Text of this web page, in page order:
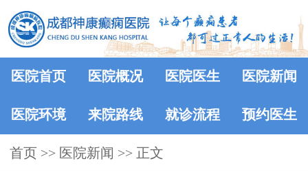
医院首页 医院概况 医院医生 医院新闻
医院环境 来院路线 就诊流程 预约医生
首页 >> 医院新闻 >> 正文